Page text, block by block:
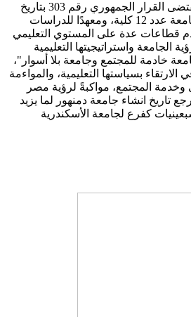
تأسست جامعة دمنهور بمقتضى القرار الجمهوري رقم 303 بتاريخ
26-10-2010، هذا وتضم الجامعة عدد 12 كلية، ومعهدًا للدراسات
قطاعات عدة على المستوي التعليمي
الجامعة واستراتيجيتها التعليمية
خادمة للمجتمع وجامعة بلا أسوار"،
بسياستها التعليمية، والمواءمة
المجتمع، مواكبةً لرؤية مصر
تاريخ انشاء جامعة دمنهور لما يزيد
كفرع لجامعة الأسكندرية